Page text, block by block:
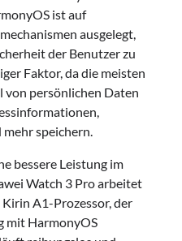
ist auf
ausgelegt,
der Benutzer zu
Faktor, da die meisten
von persönlichen Daten
speichern.
bessere Leistung im
Watch 3 Pro arbeitet
A1-Prozessor, der
mit HarmonyOS